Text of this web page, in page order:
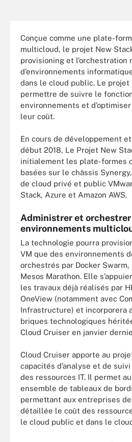
Conçue comme une plate-
multicloud, le projet New
provisioning et l’orchestration
d’environnements
dans le cloud public. Le projet
permettre de suivre le
environnements et
leur coût.
En cours de développement
début 2018, Le Projet New
initialement les plate-formes
basées sur le châssis
de cloud privé et public
Stack, Azure et Amazon AWS.
Administrer et orchestrer
environnements
La technologie pourra
VM que des environnements
orchestrés par Docker
Mesos Marathon. Elle
les travaux déjà réalisés par
OneView (notamment avec
Infrastructure) et incorporera
briques technologiques
Cloud Cruiser en janvier
Cloud Cruiser apporte au
capacités d’analyse et de
des ressources IT. Il permet
ensemble de tableaux de
permettant aux entreprises
détaillée le coût des
le cloud public et dans le